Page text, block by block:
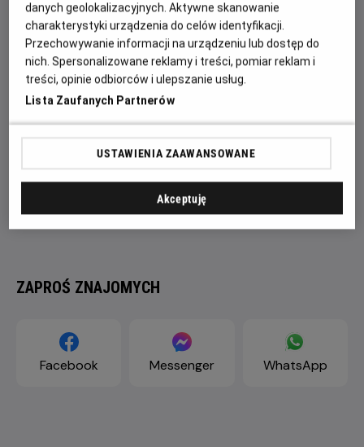
та ще й повернути кохання усього життя. Хіба щось може
піти не так?
ZAPROŚ ZNAJOMYCH
Facebook Messenger WhatsApp
danych geolokalizacyjnych. Aktywne skanowanie
charakterystyki urządzenia do celów identyfikacji.
Przechowywanie informacji na urządzeniu lub dostęp do
nich. Spersonalizowane reklamy i treści, pomiar reklam i
treści, opinie odbiorców i ulepszanie usług.
Lista Zaufanych Partnerów
USTAWIENIA ZAAWANSOWANE
Akceptuję